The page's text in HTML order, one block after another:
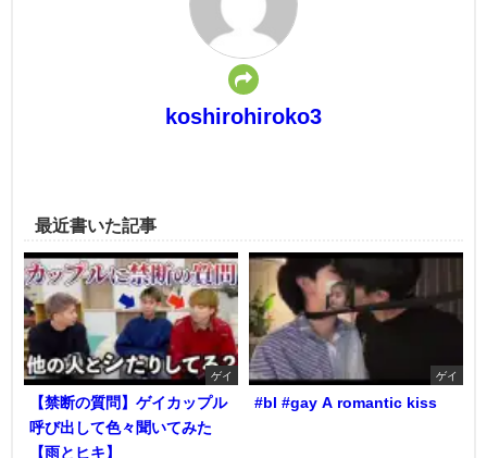
koshirohiroko3
最近書いた記事
ゲイ
【禁断の質問】ゲイカップル
呼び出して色々聞いてみた
【雨とヒキ】
ゲイ
#bl #gay A romantic kiss